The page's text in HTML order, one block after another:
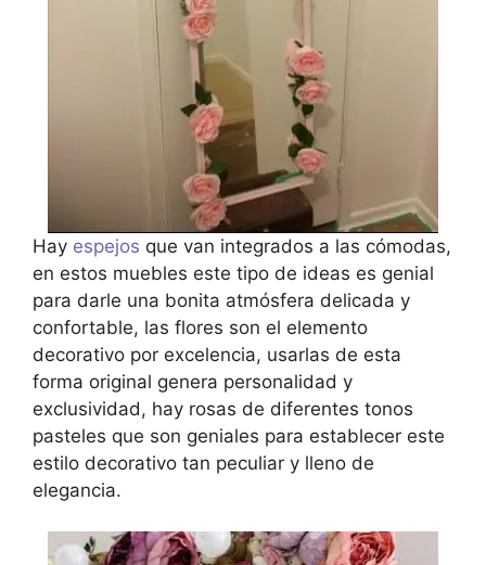
Hay espejos que van integrados a las cómodas,
en estos muebles este tipo de ideas es genial
para darle una bonita atmósfera delicada y
confortable, las flores son el elemento
decorativo por excelencia, usarlas de esta
forma original genera personalidad y
exclusividad, hay rosas de diferentes tonos
pasteles que son geniales para establecer este
estilo decorativo tan peculiar y lleno de
elegancia.